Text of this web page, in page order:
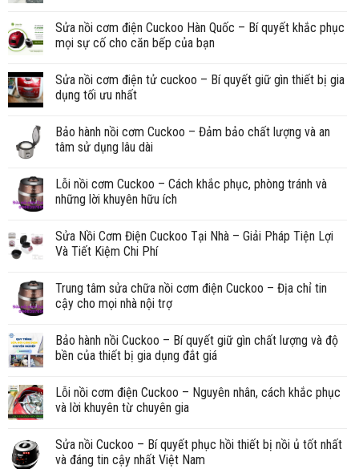
Sửa nồi cơm điện Cuckoo Hàn Quốc – Bí quyết khắc phục
mọi sự cố cho căn bếp của bạn
Sửa nồi cơm điện tử cuckoo – Bí quyết giữ gìn thiết bị gia
dụng tối ưu nhất
Bảo hành nồi cơm Cuckoo – Đảm bảo chất lượng và an
tâm sử dụng lâu dài
Lỗi nồi cơm Cuckoo – Cách khắc phục, phòng tránh và
những lời khuyên hữu ích
Sửa Nồi Cơm Điện Cuckoo Tại Nhà – Giải Pháp Tiện Lợi
Và Tiết Kiệm Chi Phí
Trung tâm sửa chữa nồi cơm điện Cuckoo – Địa chỉ tin
cậy cho mọi nhà nội trợ
Bảo hành nồi Cuckoo – Bí quyết giữ gìn chất lượng và độ
bền của thiết bị gia dụng đắt giá
Lỗi nồi cơm điện Cuckoo – Nguyên nhân, cách khắc phục
và lời khuyên từ chuyên gia
Sửa nồi Cuckoo – Bí quyết phục hồi thiết bị nồi ủ tốt nhất
và đáng tin cậy nhất Việt Nam